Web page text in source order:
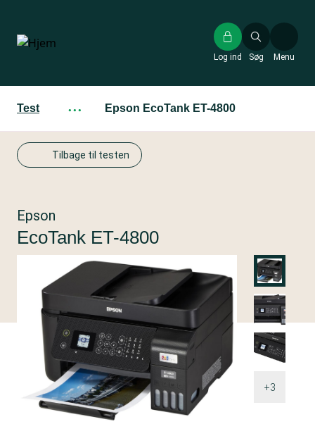
hovedindhold
Søg
Log ind Menu
Test ··· Epson EcoTank ET-4800
Tilbage til testen
+3
Epson
EcoTank ET-4800